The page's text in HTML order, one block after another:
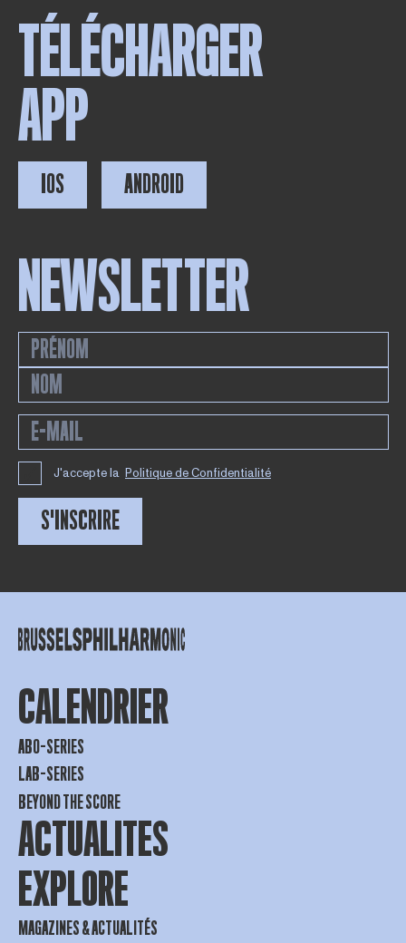
TÉLÉCHARGER
APP
IOS ANDROID
NEWSLETTER
J'accepte la Politique de Confidentialité
S'INSCRIRE
CALENDRIER
ABO-SERIES
LAB-SERIES
BEYOND THE SCORE
ACTUALITES
EXPLORE
MAGAZINES & ACTUALITÉS